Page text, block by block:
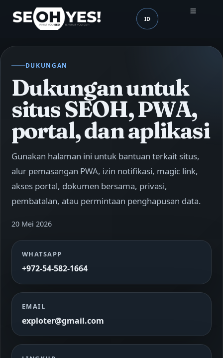
SEOH Bahasa (mobile
ID
DUKUNGAN
Dukungan untuk
situs SEOH, PWA,
portal, dan aplikasi
Gunakan halaman ini untuk bantuan terkait situs,
alur pemasangan PWA, izin notifikasi, magic link,
akses portal, dokumen bersama, privasi,
pembatalan, atau permintaan penghapusan data.
20 Mei 2026
WHATSAPP
+972-54-582-1664
EMAIL
exploter@gmail.com